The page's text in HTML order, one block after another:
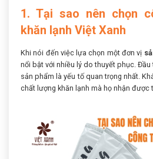
1. Tại sao nên chọn
khăn lạnh Việt Xanh
Khi nói đến việc lựa chọn một đơn vị
nổi bật với nhiều lý do thuyết phục.
sản phẩm là yếu tố quan trọng nhất.
chất lượng khăn lạnh mà họ nhận được